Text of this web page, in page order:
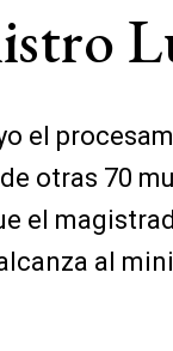
el
otras 70
el
al